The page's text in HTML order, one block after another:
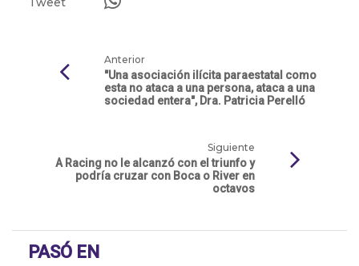
Anterior
"Una asociación ilícita paraestatal como
esta no ataca a una persona, ataca a una
sociedad entera", Dra. Patricia Perelló
Siguiente
A Racing no le alcanzó con el triunfo y
podría cruzar con Boca o River en
octavos
PASÓ EN